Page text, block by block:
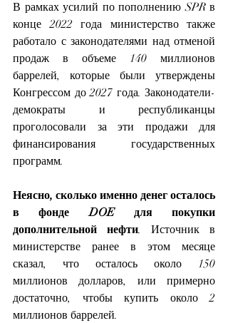
В рамках усилий по пополнению SPR в
конце 2022 года министерство также
работало с законодателями над отменой
продаж в объеме 140 миллионов
баррелей, которые были утверждены
Конгрессом до 2027 года. Законодатели-
демократы и республиканцы
проголосовали за эти продажи для
финансирования государственных
программ.
Неясно, сколько именно денег осталось
в фонде DOE для покупки
дополнительной нефти. Источник в
министерстве ранее в этом месяце
сказал, что осталось около 150
миллионов долларов, или примерно
достаточно, чтобы купить около 2
миллионов баррелей.